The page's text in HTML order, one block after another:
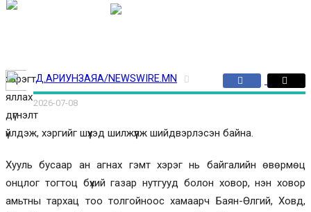
Д.АРИУНЗАЯА/NEWSWIRE.MN
2026-07-08
хэрэгт
яллах
дүгнэлт
үйлдэж, хэргийг шүүхэд шилжүүлж шийдвэрлэсэн байна.
Хууль бусаар ан агнах гэмт хэрэг нь байгалийн өвөрмөц
онцлог тогтоц бүхий газар нутгууд болон ховор, нэн ховор
амьтны тархац тоо толгойноос хамаарч Баян-Өлгий, Ховд,